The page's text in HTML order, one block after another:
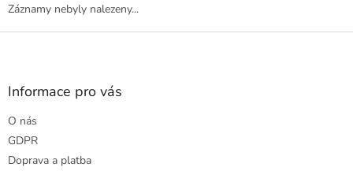
Záznamy nebyly nalezeny...
Z
Informace pro vás
O nás
GDPR
Doprava a platba